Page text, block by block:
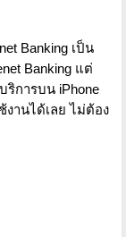
Banking เป็น
Banking แต่
ริการบน iPhone
งานได้เลย ไม่ต้อง